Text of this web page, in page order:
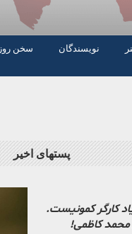
نویسندگان
سخن روز
پستهای اخیر
کارگر کمونیست.
محمد کاظمی!